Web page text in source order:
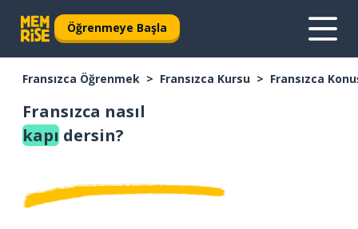
Öğrenmeye Başla
Fransızca Öğrenmek Fransızca Kursu Fransızca
Fransızca nasıl
kapı dersin?